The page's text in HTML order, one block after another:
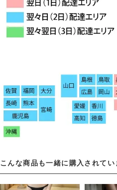
こんな商品も一緒に購入されてい